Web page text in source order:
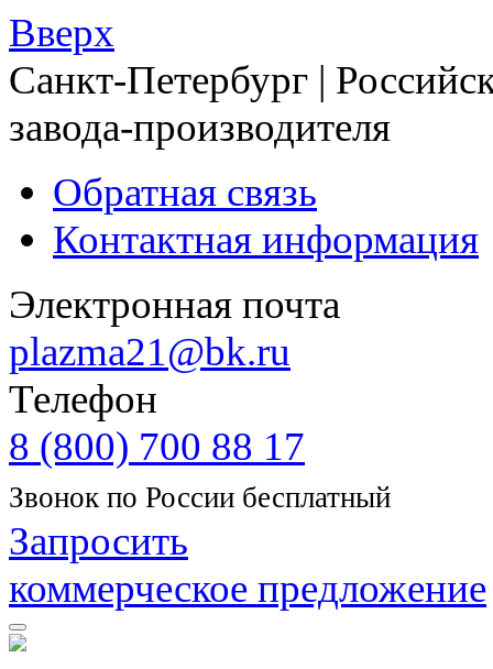
Вверх
Санкт-Петербург |
завода-производителя
Обратная связь
Контактная информация
Электронная почта
plazma21@bk.ru
Телефон
8 (800) 700 88 17
Звонок по России бесплатный
Запросить
коммерческое предложение